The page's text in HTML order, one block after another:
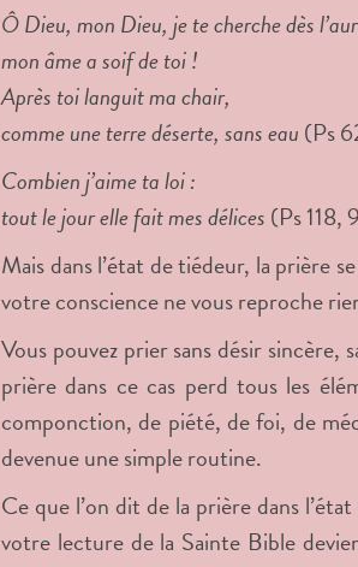
Ô Dieu, mon Dieu, je te cherche dès
mon âme a soif de toi !
Après toi languit ma chair,
comme une terre déserte, sans eau (Ps
Combien j’aime ta loi :
tout le jour elle fait mes délices (Ps 118,
Mais dans l’état de tiédeur, la prière
votre conscience ne vous reproche
Vous pouvez prier sans désir
prière dans ce cas perd tous les
componction, de piété, de foi, de
devenue une simple routine.
Ce que l’on dit de la prière dans
votre lecture de la Sainte Bible